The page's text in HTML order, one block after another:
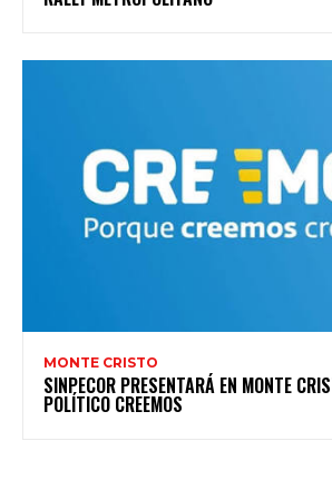
MONTE CRISTO
SINPECOR PRESENTARÁ EN MONTE
POLÍTICO CREEMOS